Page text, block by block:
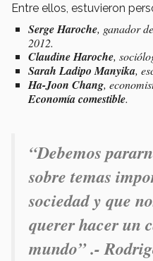
Entre ellos, estuvieron
Serge Haroche, ganador
2012.
Claudine Haroche,
Sarah Ladipo Manyika,
Ha-Joon Chang,
Economía comestible.
“Debemos
sobre temas
sociedad y que
quererhacer un
mundo” .-